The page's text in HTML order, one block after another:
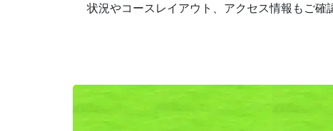
状況やコースレイアウト、アクセス情報もご確